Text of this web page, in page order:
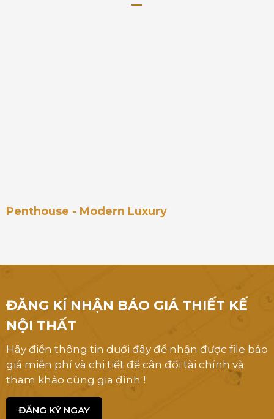
Penthouse - Modern Luxury
ĐĂNG KÍ NHẬN BÁO GIÁ THIẾT KẾ
NỘI THẤT
Hãy điền thông tin dưới đây để nhận được file báo
giá miễn phí và chi tiết để cân đối tài chính và
tham khảo cùng gia đình !
ĐĂNG KÝ NGAY